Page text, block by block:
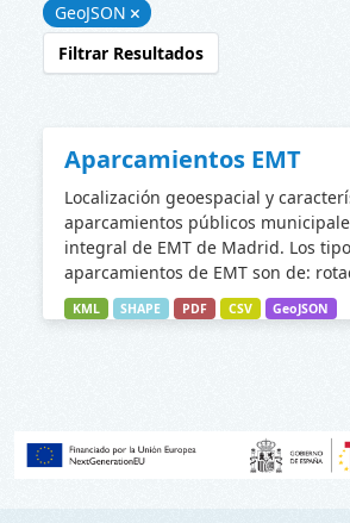
GeoJSON
Filtrar Resultados
Aparcamientos EMT
Localización geoespacial y
aparcamientos públicos
integral de EMT de Madrid. Los
aparcamientos de EMT son de:
KML SHAPE PDF CSV GeoJSON